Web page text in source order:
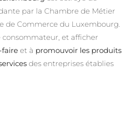
par la Chambre de Métier
de Commerce du Luxembourg.
consommateur, et afficher
faire et à promouvoir les produits
des entreprises établies